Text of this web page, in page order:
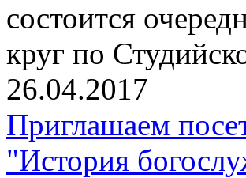
состоится
круг по
26.04.2017
Приглашаем
"История